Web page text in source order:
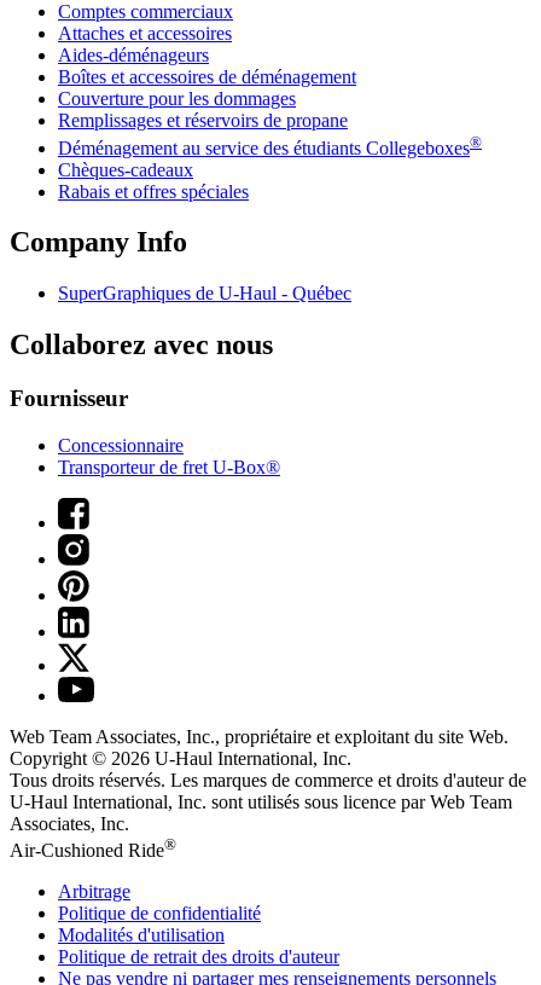
Comptes commerciaux
Attaches et accessoires
Aides-déménageurs
Boîtes et accessoires de déménagement
Couverture pour les dommages
Remplissages et réservoirs de propane
Déménagement au service des étudiants Collegeboxes®
Chèques-cadeaux
Rabais et offres spéciales
Company Info
SuperGraphiques de U-Haul - Québec
Collaborez avec nous
Fournisseur
Concessionnaire
Transporteur de fret U-Box®
Web Team Associates, Inc., propriétaire et exploitant du site Web.
Copyright © 2026 U-Haul International, Inc.
Tous droits réservés. Les marques de commerce et droits d'auteur de
U-Haul International, Inc. sont utilisés sous licence par Web Team
Associates, Inc.
Air-Cushioned Ride®
Arbitrage
Politique de confidentialité
Modalités d'utilisation
Politique de retrait des droits d'auteur
Ne pas vendre ni partager mes renseignements personnels